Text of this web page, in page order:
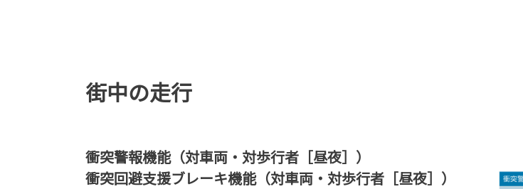
街中の走行
衝突警報機能（対車両・対歩行者［昼夜］）
衝突回避支援ブレーキ機能（対車両・対歩行者［昼夜］）